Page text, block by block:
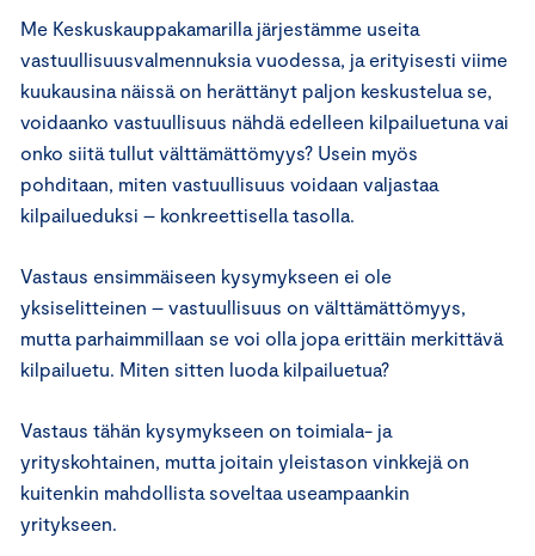
Me Keskuskauppakamarilla järjestämme useita
vastuullisuusvalmennuksia vuodessa, ja erityisesti viime
kuukausina näissä on herättänyt paljon keskustelua se,
voidaanko vastuullisuus nähdä edelleen kilpailuetuna vai
onko siitä tullut välttämättömyys? Usein myös
pohditaan, miten vastuullisuus voidaan valjastaa
kilpailueduksi – konkreettisella tasolla.
Vastaus ensimmäiseen kysymykseen ei ole
yksiselitteinen – vastuullisuus on välttämättömyys,
mutta parhaimmillaan se voi olla jopa erittäin merkittävä
kilpailuetu. Miten sitten luoda kilpailuetua?
Vastaus tähän kysymykseen on toimiala- ja
yrityskohtainen, mutta joitain yleistason vinkkejä on
kuitenkin mahdollista soveltaa useampaankin
yritykseen.